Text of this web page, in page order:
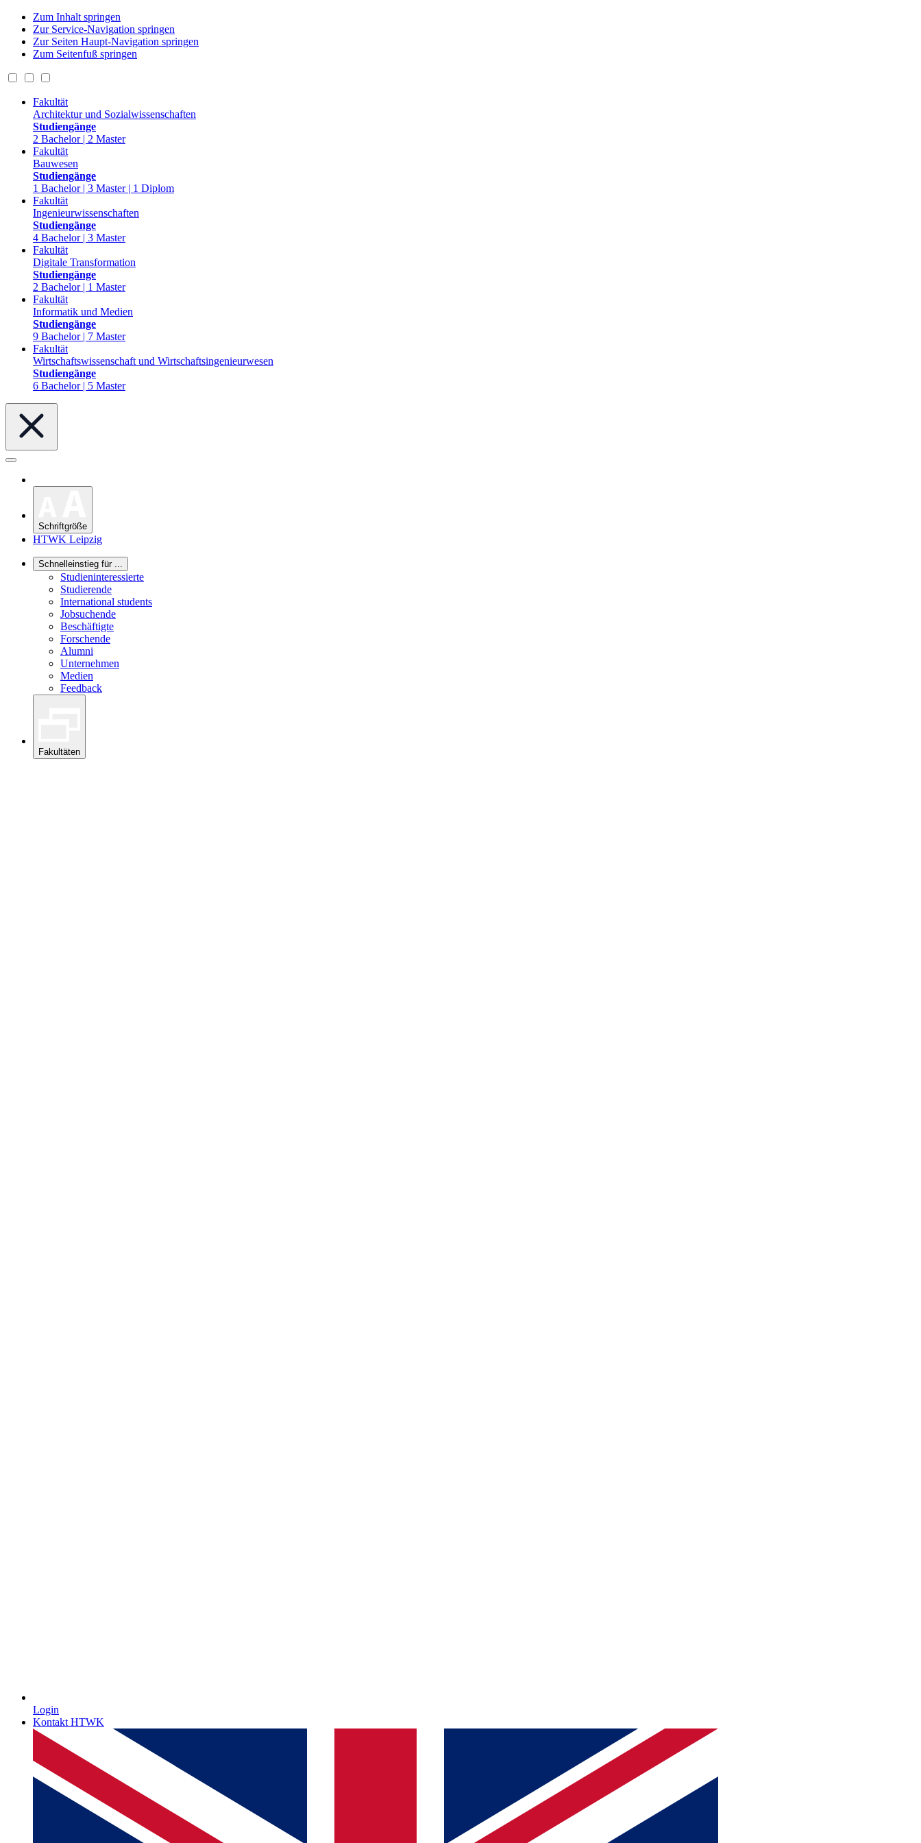
Zum Inhalt springen
Zur Service-Navigation springen
Zur Seiten Haupt-Navigation springen
Zum Seitenfuß springen
Fakultät
Architektur und Sozialwissenschaften
Studiengänge
2 Bachelor | 2 Master
Fakultät
Bauwesen
Studiengänge
1 Bachelor | 3 Master | 1 Diplom
Fakultät
Ingenieurwissenschaften
Studiengänge
4 Bachelor | 3 Master
Fakultät
Digitale Transformation
Studiengänge
2 Bachelor | 1 Master
Fakultät
Informatik und Medien
Studiengänge
9 Bachelor | 7 Master
Fakultät
Wirtschaftswissenschaft und Wirtschaftsingenieurwesen
Studiengänge
6 Bachelor | 5 Master
Schriftgröße
HTWK Leipzig
Schnelleinstieg für ...
Studieninteressierte
Studierende
International students
Jobsuchende
Beschäftigte
Forschende
Alumni
Unternehmen
Medien
Feedback
Fakultäten
Login
Kontakt HTWK